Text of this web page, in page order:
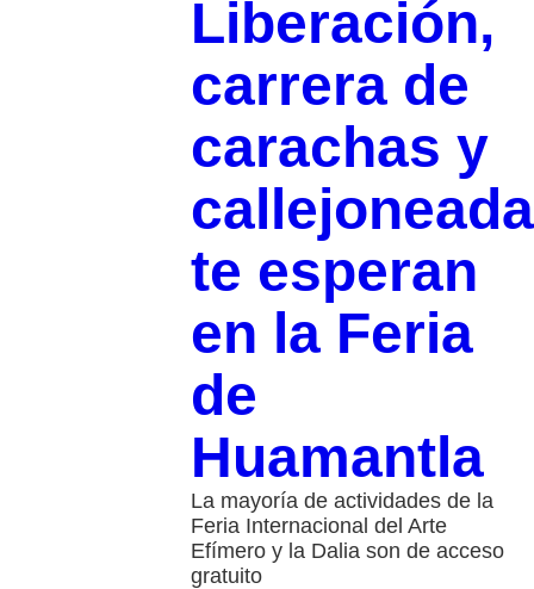
Liberación,
carrera de
carachas y
callejoneada
te esperan
en la Feria
de
Huamantla
La mayoría de actividades de la
Feria Internacional del Arte
Efímero y la Dalia son de acceso
gratuito